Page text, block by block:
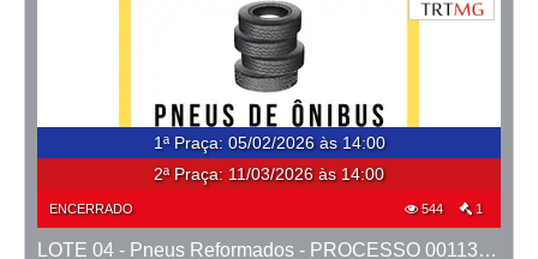
1ª Praça: 05/02/2026 às 14:00
2ª Praça: 11/03/2026 às 14:00
ENCERRADO 544 1
LOTE 04 - Pneus Reformados - PROCESSO 0011366-03.2024-1ª CONT.